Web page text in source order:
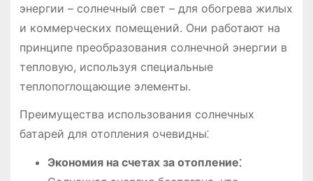
энергии – солнечный свет – для обогрева жилых
и коммерческих помещений. Они работают на
принципе преобразования солнечной энергии в
тепловую, используя специальные
теплопоглощающие элементы.
Преимущества использования солнечных
батарей для отопления очевидны⁚
Экономия на счетах за отопление⁚